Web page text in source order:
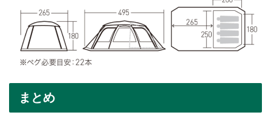
まとめ